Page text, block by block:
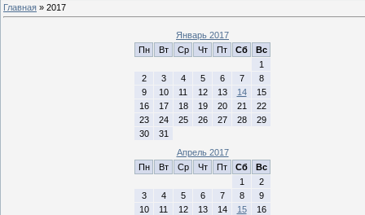
Главная » 2017
Январь 2017
Пн
Вт Ср Чт Пт Сб
Вс
1
2
3 4 5 6 7
8
9
10 11 12 13 14
15
16
17 18 19 20 21
22
23
24 25 26 27 28
29
30
31
Апрель 2017
Пн
Вт Ср Чт Пт Сб
Вс
1
2
3
4 5 6 7 8
9
10
11 12 13 14 15
16